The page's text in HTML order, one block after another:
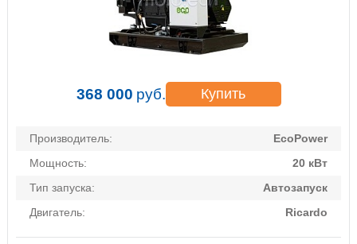
368 000 руб. Купить
Производитель:
EcoPower
Мощность:
20 кВт
Тип запуска:
Автозапуск
Двигатель:
Ricardo